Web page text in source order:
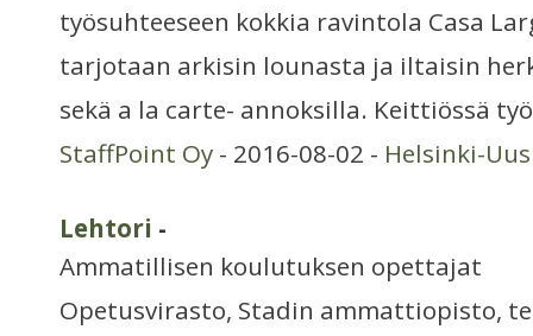
työsuhteeseen kokkia ravintola Casa
tarjotaan arkisin lounasta ja iltaisin
sekä a la carte- annoksilla. Keittiössä
StaffPoint Oy - 2016-08-02 - Helsinki-
Lehtori -
Ammatillisen koulutuksen opettajat
Opetusvirasto, Stadin ammattiopisto,